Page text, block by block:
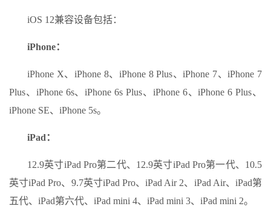
iOS 12兼容设备包括：
iPhone：
iPhone X、iPhone 8、iPhone 8 Plus、iPhone 7、iPhone 7
Plus、iPhone 6s、iPhone 6s Plus、iPhone 6、iPhone 6 Plus、
iPhone SE、iPhone 5s。
iPad：
12.9英寸iPad Pro第二代、12.9英寸iPad Pro第一代、10.5
英寸iPad Pro、9.7英寸iPad Pro、iPad Air 2、iPad Air、iPad第
五代、iPad第六代、iPad mini 4、iPad mini 3、iPad mini 2。